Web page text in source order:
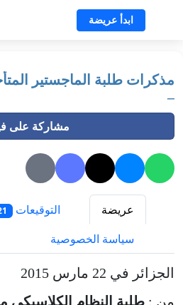
ابدأ عريضة
مذكرات طلبة الماجستير
–
مشاركة على
عريضة التوقيعات
سياسة الخصوصية
الجزائر في 22 مارس 2015
من : طلبة النظام الكلاسيكي